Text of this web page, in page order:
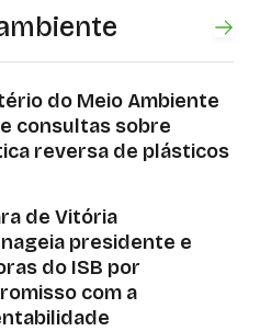
do Meio Ambiente
consultas sobre
reversa de plásticos
de Vitória
presidente e
do ISB por
com a